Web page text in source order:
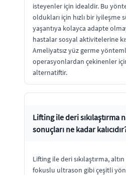
isteyenler için idealdir. Bu
oldukları için hızlı bir iyileşme
yaşantıya kolayca adapte
hastalar sosyal aktivitelerine
Ameliyatsız yüz germe
operasyonlardan çekinenler
alternatiftir.
Lifting ile deri sıkılaştırma
sonuçları ne kadar
Lifting ile deri sıkılaştırma,
fokuslu ultrason gibi çeşitli